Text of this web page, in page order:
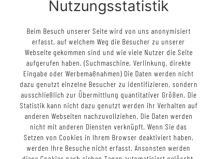
Nutzungsstatistik
Beim Besuch unserer Seite wird von uns anonymisiert
erfasst, auf welchem Weg die Besucher zu unserer
Webseite gekommen sind und wie viele Nutzer die Seite
aufgerufen haben. (Suchmaschine, Verlinkung, direkte
Eingabe oder Werbemaßnahmen) Die Daten werden nicht
dazu genutzt einzelne Besucher zu identifizieren, sondern
ausschließlich zur Übermittlung quantitativer Größen. Die
Statistik kann nicht dazu genutzt werden ihr Verhalten auf
anderen Webseiten nachzuvollziehen. Die Daten werden
nicht mit anderen Diensten verknüpft. Wenn Sie das
Setzen von Cookies in Ihrem Browser deaktiviert haben,
werden Ihre Besuche nicht erfasst. Ansonsten werden